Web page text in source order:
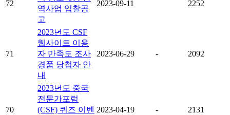
72
역사업 입찰공
고
2023-09-11 2252
71
2023년도 CSF
웹사이트 이용
자 만족도 조사
경품 당첨자 안
내
2023-06-29 - 2092
70
2023년도 중국
전문가포럼
(CSF) 퀴즈 이벤 2023-04-19 - 2131